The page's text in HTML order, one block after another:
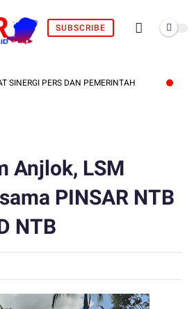
SUBSCRIBE
PERS DAN PEMERINTAH FBI
Anjlok, LSM
PINSAR NTB
NTB